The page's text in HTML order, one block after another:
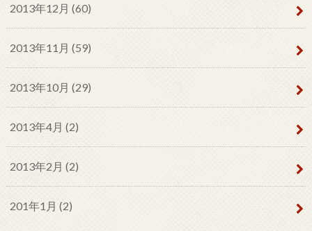
2013年12月 (60)
2013年11月 (59)
2013年10月 (29)
2013年4月 (2)
2013年2月 (2)
201年1月 (2)